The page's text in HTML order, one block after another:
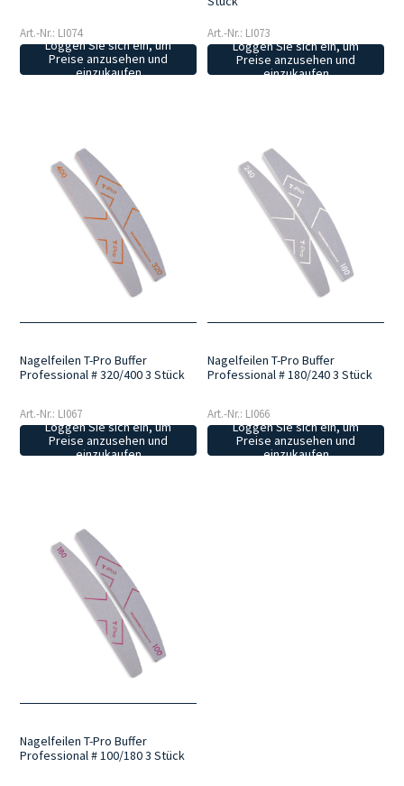
Art.-Nr.: LI074
Loggen Sie sich ein, um
Preise anzusehen und
einzukaufen
Art.-Nr.: LI073
Loggen Sie sich ein, um
Preise anzusehen und
einzukaufen
Nagelfeilen T-Pro Buffer
Professional # 320/400 3 Stück
Art.-Nr.: LI067
Loggen Sie sich ein, um
Preise anzusehen und
einzukaufen
Nagelfeilen T-Pro Buffer
Professional # 180/240 3 Stück
Art.-Nr.: LI066
Loggen Sie sich ein, um
Preise anzusehen und
einzukaufen
Nagelfeilen T-Pro Buffer
Professional # 100/180 3 Stück